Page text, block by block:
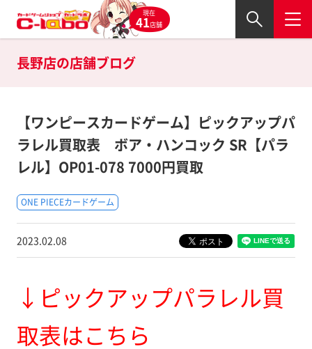
現在
41店舗
長野店の店舗ブログ
【ワンピースカードゲーム】ピックアップパ
ラレル買取表 ボア・ハンコック SR【パラ
レル】OP01-078 7000円買取
ONE PIECEカードゲーム
2023.02.08
↓ピックアップパラレル買
取表はこちら